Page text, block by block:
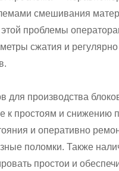
смешивания
проблемы
сжатия и
для производства
к простоям и снижению
и оперативно
поломки. Также
простои и